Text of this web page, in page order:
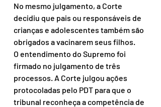
No mesmo julgamento, a Corte
decidiu que pais ou responsáveis de
crianças e adolescentes também são
obrigados a vacinarem seus filhos.
O entendimento do Supremo foi
firmado no julgamento de três
processos. A Corte julgou ações
protocoladas pelo PDT para que o
tribunal reconheça a competência de